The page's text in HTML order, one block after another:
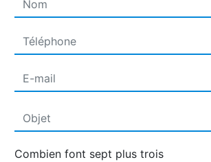
Combien font sept plus trois